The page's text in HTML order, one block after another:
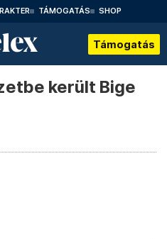
TÁMOGATÁS SHOP
Támogatás
került Bige